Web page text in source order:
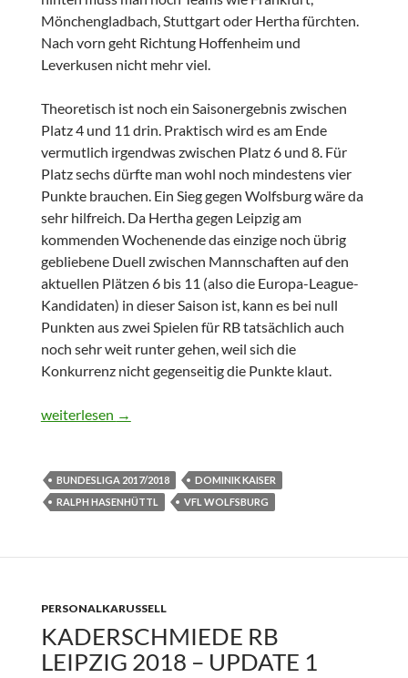
Mönchengladbach, Stuttgart oder Hertha fürchten.
Nach vorn geht Richtung Hoffenheim und
Leverkusen nicht mehr viel.
Theoretisch ist noch ein Saisonergebnis zwischen
Platz 4 und 11 drin. Praktisch wird es am Ende
vermutlich irgendwas zwischen Platz 6 und 8. Für
Platz sechs dürfte man wohl noch mindestens vier
Punkte brauchen. Ein Sieg gegen Wolfsburg wäre da
sehr hilfreich. Da Hertha gegen Leipzig am
kommenden Wochenende das einzige noch übrig
gebliebene Duell zwischen Mannschaften auf den
aktuellen Plätzen 6 bis 11 (also die Europa-League-
Kandidaten) in dieser Saison ist, kann es bei null
Punkten aus zwei Spielen für RB tatsächlich auch
noch sehr weit runter gehen, weil sich die
Konkurrenz nicht gegenseitig die Punkte klaut.
Seltsames Team
weiterlesen →
BUNDESLIGA 2017/2018
DOMINIK KAISER
RALPH HASENHÜTTL
VFL WOLFSBURG
PERSONALKARUSSELL
KADERSCHMIEDE RB
LEIPZIG 2018 – UPDATE 1